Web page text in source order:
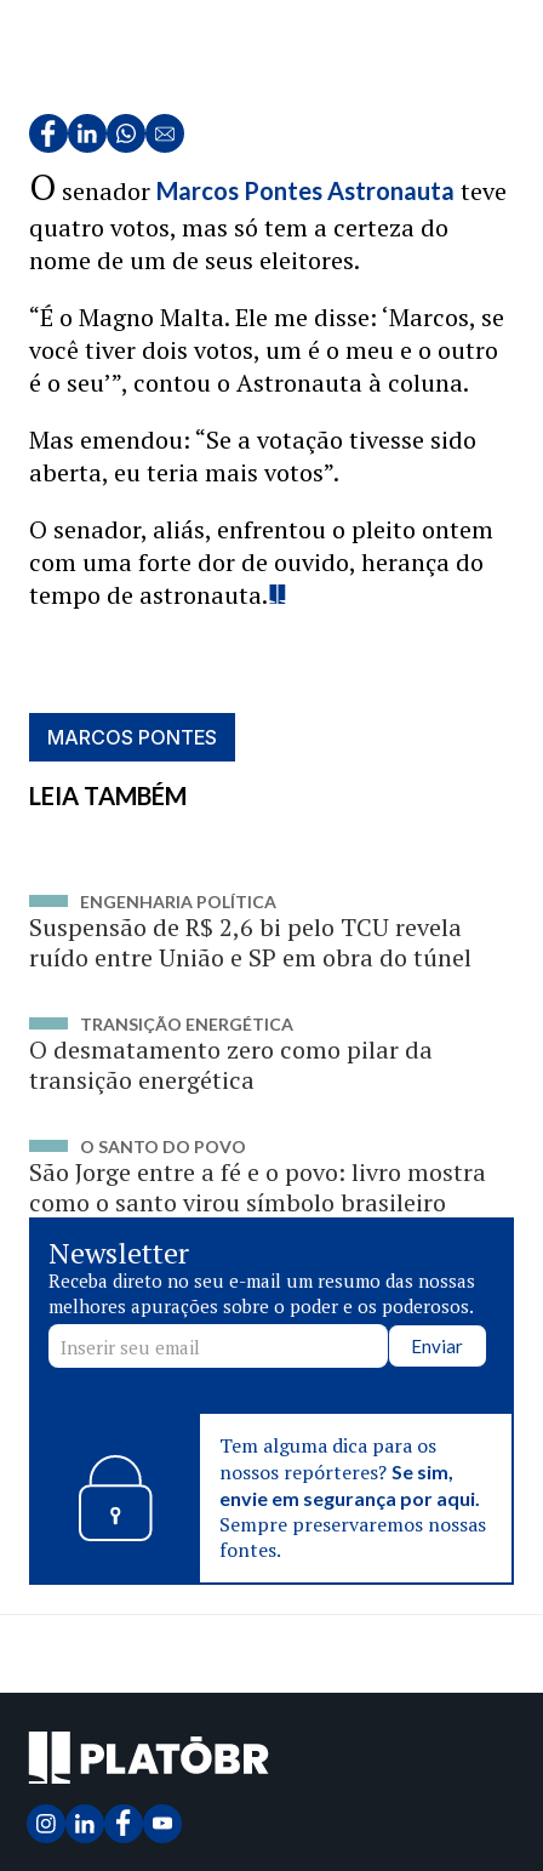
O senador Marcos Pontes Astronauta teve
quatro votos, mas só tem a certeza do
nome de um de seus eleitores.
“É o Magno Malta. Ele me disse: ‘Marcos, se
você tiver dois votos, um é o meu e o outro
é o seu’”, contou o Astronauta à coluna.
Mas emendou: “Se a votação tivesse sido
aberta, eu teria mais votos”.
O senador, aliás, enfrentou o pleito ontem
com uma forte dor de ouvido, herança do
tempo de astronauta.
MARCOS PONTES
LEIA TAMBÉM
ENGENHARIA POLÍTICA
Suspensão de R$ 2,6 bi pelo TCU revela
ruído entre União e SP em obra do túnel
TRANSIÇÃO ENERGÉTICA
O desmatamento zero como pilar da
transição energética
O SANTO DO POVO
São Jorge entre a fé e o povo: livro mostra
como o santo virou símbolo brasileiro
Newsletter
Receba direto no seu e-mail um resumo das nossas
melhores apurações sobre o poder e os poderosos.
Enviar
Tem alguma dica para os
nossos repórteres? Se sim,
envie em segurança por aqui.
Sempre preservaremos nossas
fontes.